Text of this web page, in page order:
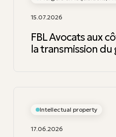
15.07.2026
FBL Avocats aux
la transmission
Intellectual property
17.06.2026